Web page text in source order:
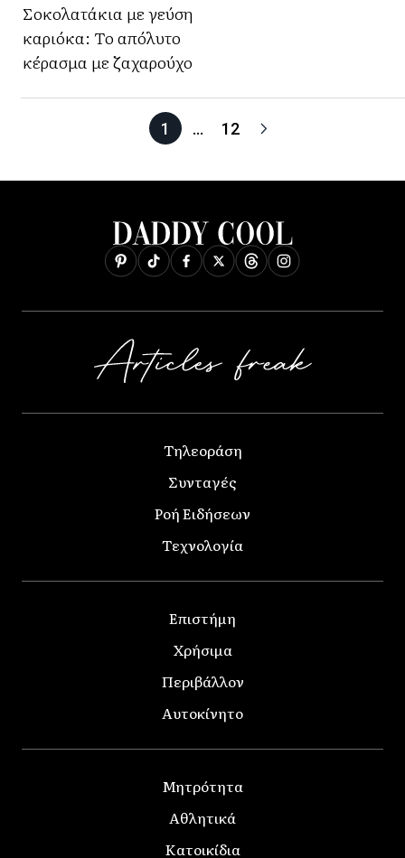
Σοκολατάκια με γεύση
καριόκα: Το απόλυτο
κέρασμα με ζαχαρούχο
1 … 12
Τηλεοράση
Συνταγές
Ροή Ειδήσεων
Τεχνολογία
Επιστήμη
Χρήσιμα
Περιβάλλον
Αυτοκίνητο
Μητρότητα
Αθλητικά
Κατοικίδια